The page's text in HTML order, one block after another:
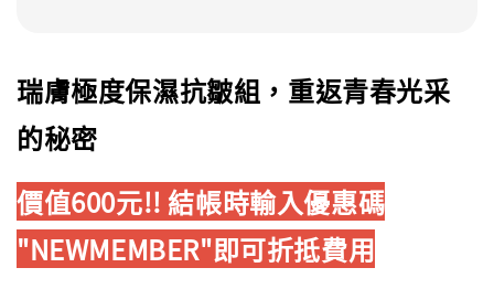
瑞膚極度保濕抗皺組，重返青春光采
的秘密
價值600元!! 結帳時輸入優惠碼
"NEWMEMBER"即可折抵費用